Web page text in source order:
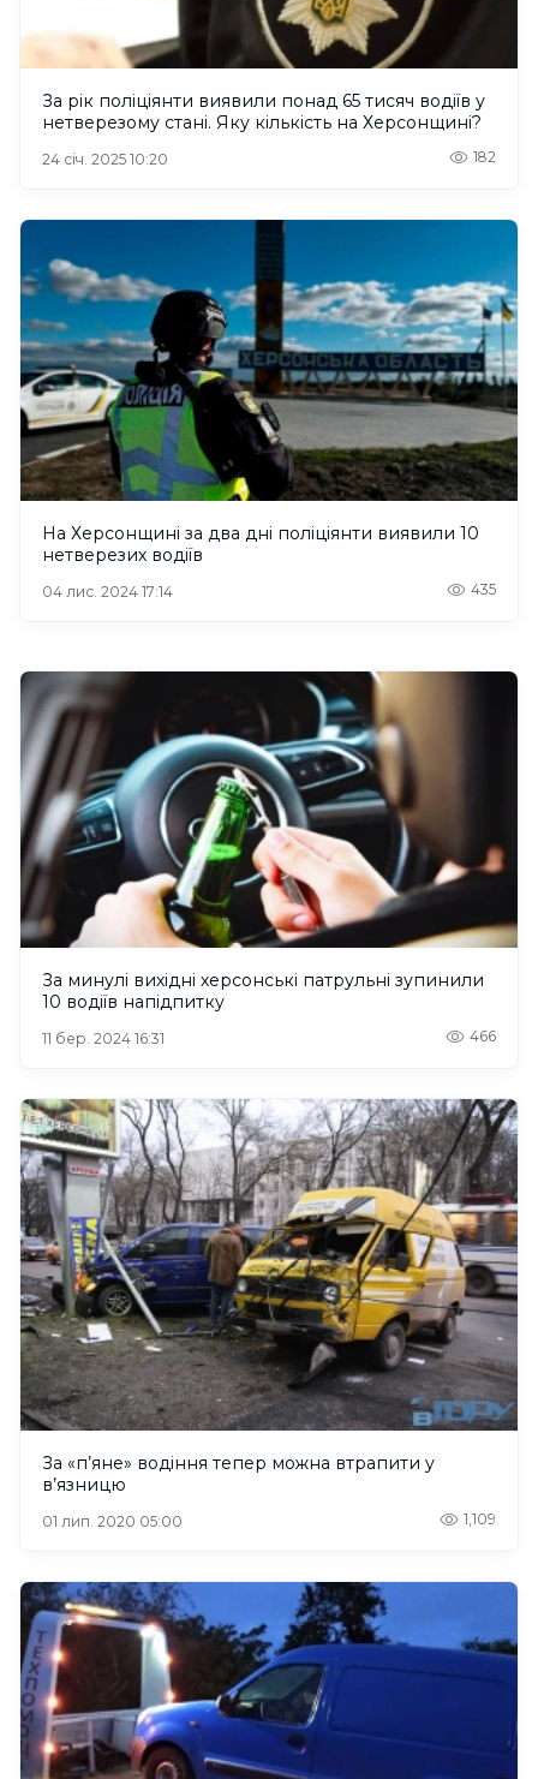
За рік поліціянти виявили понад 65 тисяч водіїв у
нетверезому стані. Яку кількість на Херсонщині?
24 січ. 2025 10:20 182
На Херсонщині за два дні поліціянти виявили 10
нетверезих водіїв
04 лис. 2024 17:14 435
За минулі вихідні херсонські патрульні зупинили
10 водіїв напідпитку
11 бер. 2024 16:31 466
За «п’яне» водіння тепер можна втрапити у
в’язницю
01 лип. 2020 05:00 1,109